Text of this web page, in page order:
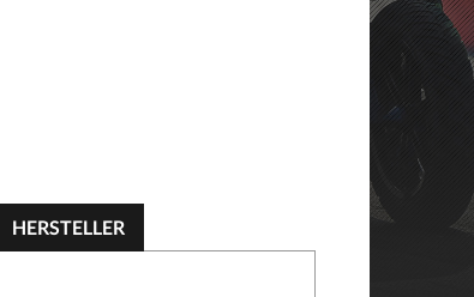
HERSTELLER